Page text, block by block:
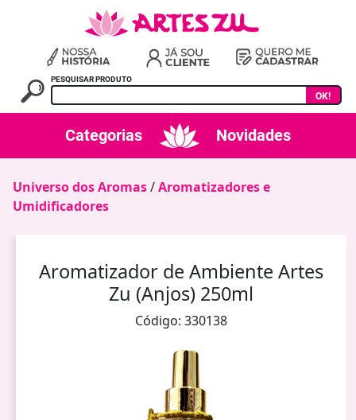
PESQUISAR PRODUTO
OK!
Categorias Novidades
Universo dos Aromas/Aromatizadores e
Umidificadores
Aromatizador de Ambiente Artes
Zu (Anjos) 250ml
Código: 330138